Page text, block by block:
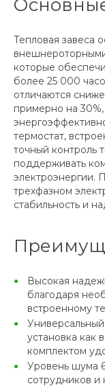
Тепловая завеса
которые
более 25 000
отличаются
примерно на
термостат,
точный контроль
поддерживать
электроэнергии.
трехфазном
стабильность и
Высокая
благодаря
встроенному
установка как
комплектом
Уровень шума
сотрудников и